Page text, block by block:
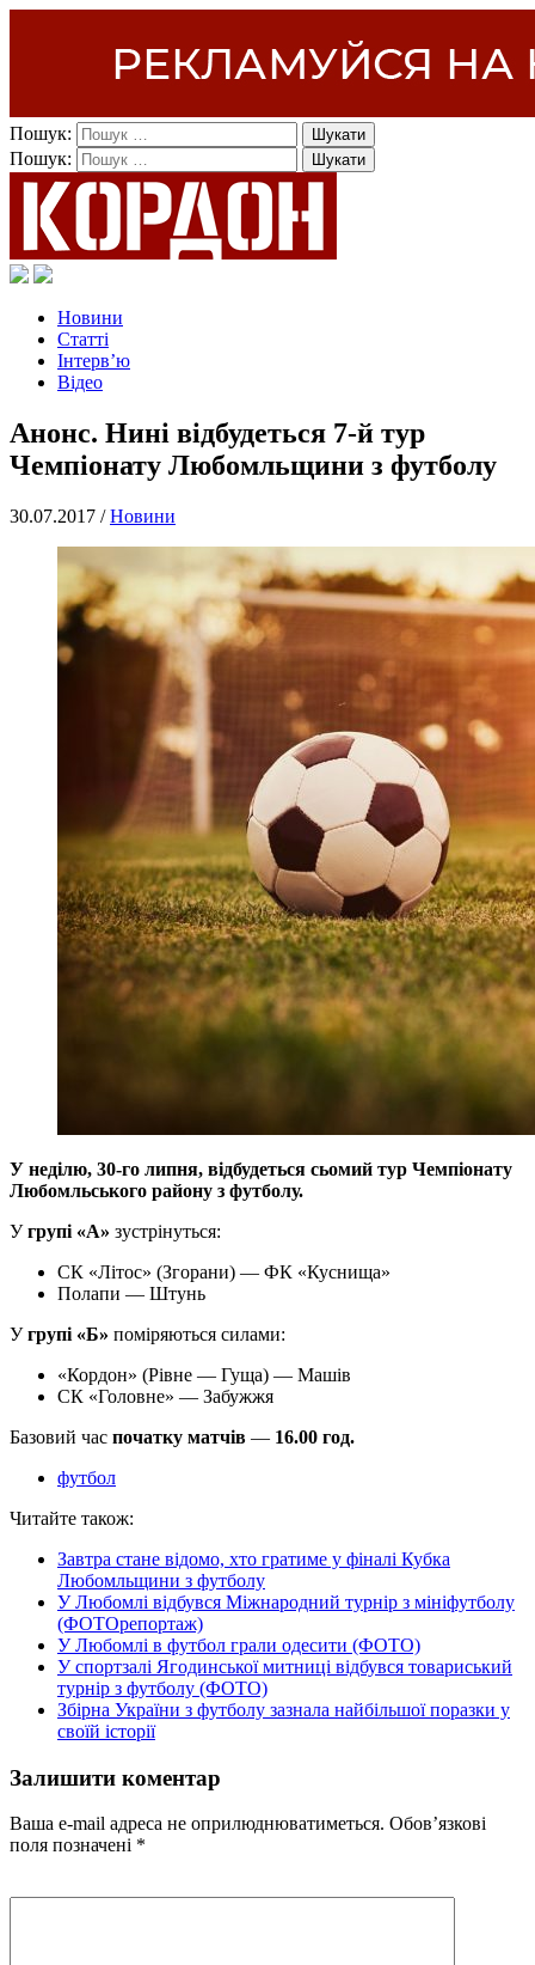
Пошук:
Пошук:
Новини
Статті
Інтерв’ю
Відео
Анонс. Нині відбудеться 7-й тур
Чемпіонату Любомльщини з футболу
30.07.2017 /Новини
У неділю, 30-го липня, відбудеться сьомий тур Чемпіонату
Любомльського району з футболу.
Угрупі «А» зустрінуться:
СК «Літос» (Згорани) — ФК «Куснища»
Полапи — Штунь
Угрупі «Б» поміряються силами:
«Кордон» (Рівне — Гуща) — Машів
СК «Головне» — Забужжя
Базовий час початку матчів — 16.00 год.
футбол
Читайте також:
Завтра стане відомо, хто гратиме у фіналі Кубка
Любомльщини з футболу
У Любомлі відбувся Міжнародний турнір з мініфутболу
(ФОТОрепортаж)
У Любомлі в футбол грали одесити (ФОТО)
У спортзалі Ягодинської митниці відбувся товариський
турнір з футболу (ФОТО)
Збірна України з футболу зазнала найбільшої поразки у
своїй історії
Залишити коментар
Ваша e-mail адреса не оприлюднюватиметься. Обов’язкові
поля позначені *